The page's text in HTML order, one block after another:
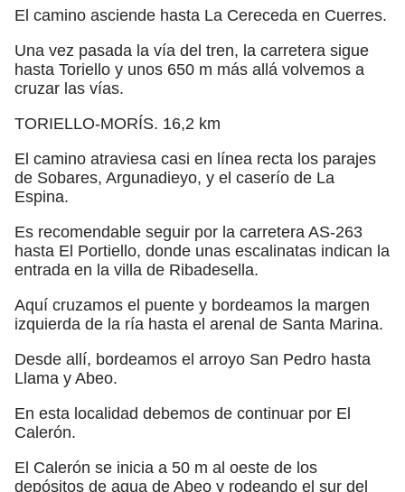
El camino asciende hasta La Cereceda en Cuerres.
Una vez pasada la vía del tren, la carretera sigue
hasta Toriello y unos 650 m más allá volvemos a
cruzar las vías.
TORIELLO-MORÍS. 16,2 km
El camino atraviesa casi en línea recta los parajes
de Sobares, Argunadieyo, y el caserío de La
Espina.
Es recomendable seguir por la carretera AS-263
hasta El Portiello, donde unas escalinatas indican la
entrada en la villa de Ribadesella.
Aquí cruzamos el puente y bordeamos la margen
izquierda de la ría hasta el arenal de Santa Marina.
Desde allí, bordeamos el arroyo San Pedro hasta
Llama y Abeo.
En esta localidad debemos de continuar por El
Calerón.
El Calerón se inicia a 50 m al oeste de los
depósitos de agua de Abeo y rodeando el sur del